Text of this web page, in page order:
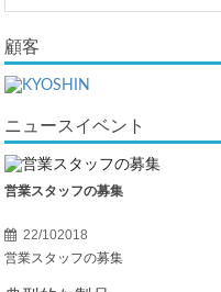
顧客
ニュースイベント
営業スタッフの募集
22/102018
営業スタッフの募集